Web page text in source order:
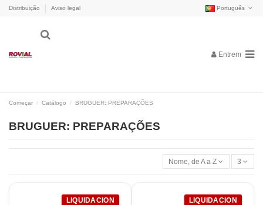
Distribuição Aviso legal Português
Entrem
Começar Catálogo BRUGUER: PREPARAÇÕES
BRUGUER: PREPARAÇÕES
Nome, de A a Z 3
LIQUIDACION LIQUIDACION